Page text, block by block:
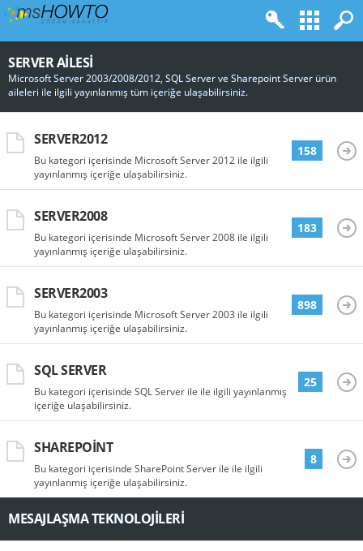
SERVER AILESI
Microsoft Server 2003/2008/2012, SQL Server ve Sharepoint Server ürün
aileleri ile ilgili yayınlanmış tüm içeriğe ulaşabilirsiniz.
SERVER2012
Bu kategori içerisinde Microsoft Server 2012 ile ilgili
yayınlanmış içeriğe ulaşabilirsiniz.
158
SERVER2008
Bu kategori içerisinde Microsoft Server 2008 ile ilgili
yayınlanmış içeriğe ulaşabilirsiniz.
183
SERVER2003
Bu kategori içerisinde Microsoft Server 2003 ile ilgili
yayınlanmış içeriğe ulaşabilirsiniz.
898
SQL SERVER
Bu kategori içerisinde SQL Server ile ile ilgili yayınlanmış
içeriğe ulaşabilirsiniz.
25
SHAREPOINT
Bu kategori içerisinde SharePoint Server ile ile ilgili
yayınlanmış içeriğe ulaşabilirsiniz.
8
MESAJLAŞMA TEKNOLOJILERI